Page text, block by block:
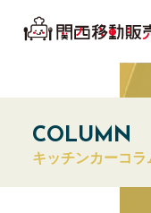
COLUMN
キッチンカーコラ